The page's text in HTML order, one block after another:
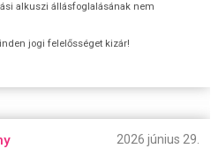
alkuszi állásfoglalásának nem
jogi felelősséget kizár!
2026 június 29.